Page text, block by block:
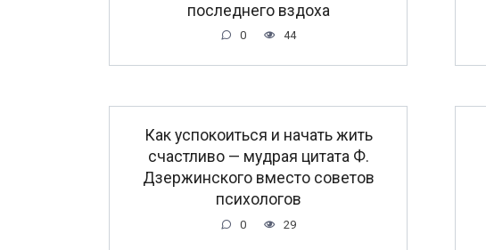
последнего вздоха
0 44
Как успокоиться и начать жить
счастливо — мудрая цитата Ф.
Дзержинского вместо советов
психологов
0 29